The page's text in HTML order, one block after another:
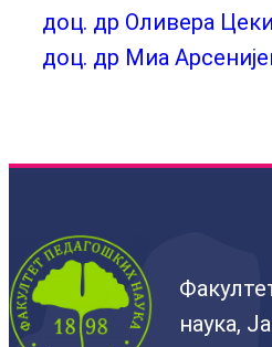
доц. др Оливера
доц. др Миа
наука,